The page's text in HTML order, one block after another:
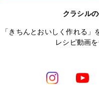
クラシル
「きちんとおいしく作れる
レシピ動画